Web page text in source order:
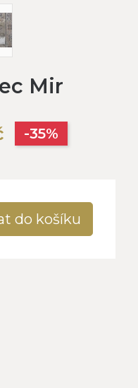
Mir
-35%
do košíku